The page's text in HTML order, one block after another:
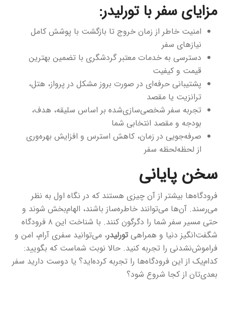
مزایای سفر با تورلیدر:
امنیت خاطر از زمان خروج تا بازگشت با پوشش کامل
نیازهای سفر
دسترسی به خدمات معتبر گردشگری با تضمین بهترین
قیمت و کیفیت
پشتیبانی حرفه‌ای در صورت بروز مشکل در پرواز، هتل،
ترانزیت یا مقصد
تجربه سفر شخصی‌سازی‌شده بر اساس سلیقه، هدف،
بودجه و مقصد انتخابی شما
صرفه‌جویی در زمان، کاهش استرس و افزایش بهره‌وری
از لحظه‌لحظه سفر
سخن پایانی
فرودگاه‌ها بیشتر از آن چیزی هستند که در نگاه اول به نظر
می‌رسند. آن‌ها می‌توانند خاطره‌ساز باشند، الهام‌بخش شوند و
حتی مسیر سفر شما را دگرگون کنند. با شناخت این ۸ فرودگاه
شگفت‌انگیز دنیا و همراهی تورلیدر، می‌توانید سفری آرام، امن و
فراموش‌نشدنی را تجربه کنید. حالا نوبت شماست که بگویید:
کدام‌یک از این فرودگاه‌ها را تجربه کرده‌اید؟ یا دوست دارید سفر
بعدی‌تان از کجا شروع شود؟